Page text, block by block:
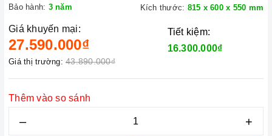
Bảo hành: 3 năm
Kích thước: 815 x 600 x 550 mm
Giá khuyến mại:
27.590.000₫
Giá thị trường: 43.890.000₫
Tiết kiệm:
16.300.000₫
Thêm vào so sánh
– +